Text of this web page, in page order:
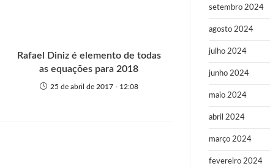
Rafael Diniz é elemento de todas
as equações para 2018
25 de abril de 2017 - 12:08
setembro 2024
agosto 2024
julho 2024
junho 2024
maio 2024
abril 2024
março 2024
fevereiro 2024